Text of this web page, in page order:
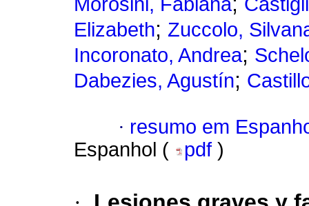
Elizabeth; Zuccolo,
Incoronato, Andrea;
Dabezies, Agustín;
· resumo em
Espanhol (
pdf )